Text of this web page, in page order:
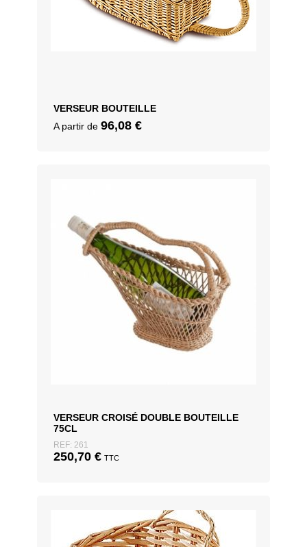
VERSEUR BOUTEILLE
A partir de 96,08 €
VERSEUR CROISÉ DOUBLE BOUTEILLE
75CL
REF: 261
250,70 € TTC